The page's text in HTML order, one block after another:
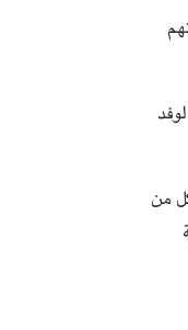
من